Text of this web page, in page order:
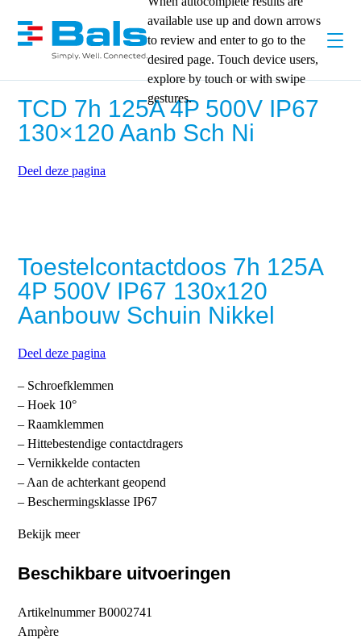
available use up and down arrows
to review and enter to go to the
desired page. Touch device users,
explore by touch or with swipe
gestures.
TCD 7h 125A 4P 500V IP67
130×120 Aanb Sch Ni
Deel deze pagina
Toestelcontactdoos 7h 125A
4P 500V IP67 130x120
Aanbouw Schuin Nikkel
Deel deze pagina
– Schroefklemmen
– Hoek 10°
– Raamklemmen
– Hittebestendige contactdragers
– Vernikkelde contacten
– Aan de achterkant geopend
– Beschermingsklasse IP67
Bekijk meer
Beschikbare uitvoeringen
ArtikelnummerB0002741
Ampère